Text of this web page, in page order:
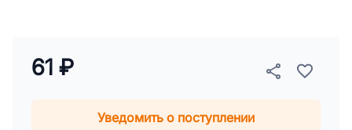
61 ₽
Уведомить о поступлении